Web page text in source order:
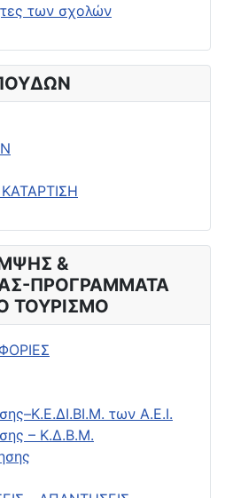
των σχολών
&
ΠΡΟΓΡΑΜΜΑΤΑ
ΤΟΥΡΙΣΜΟ
των Α.Ε.Ι.
– Κ.Δ.Β.Μ.